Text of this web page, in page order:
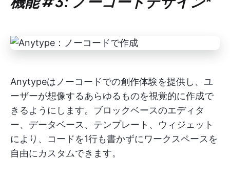
Anytypeはノーコードでの創作体験を提供し、ユ
ーザーが想像するあらゆるものを視覚的に作成で
きるようにします。ブロックベースのエディタ
ー、データベース、テンプレート、ウィジェット
により、コードを1行も書かずにワークスペースを
自由にカスタムできます。